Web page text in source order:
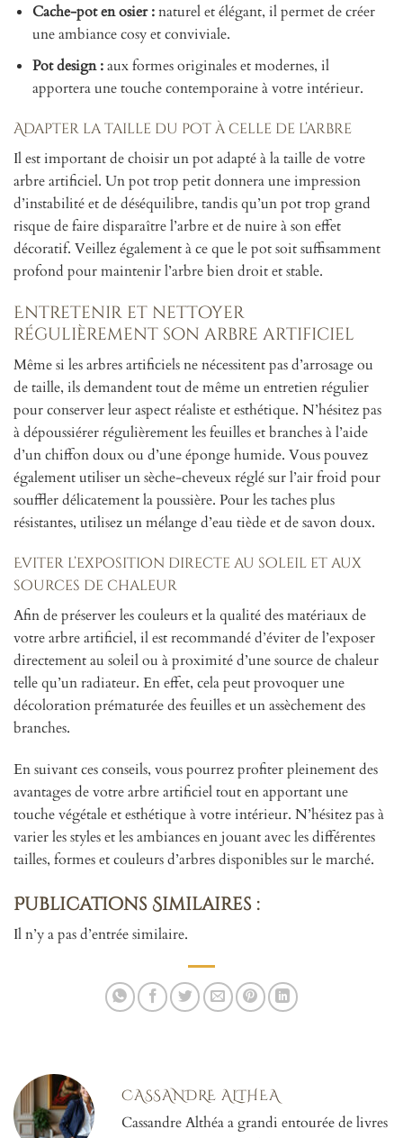
Cache-pot en osier :naturel et élégant, il permet de créer
une ambiance cosy et conviviale.
Pot design :aux formes originales et modernes, il
apportera une touche contemporaine à votre intérieur.
Adapter la taille du pot à celle de l’arbre
Il est important de choisir un pot adapté à la taille de votre
arbre artificiel. Un pot trop petit donnera une impression
d’instabilité et de déséquilibre, tandis qu’un pot trop grand
risque de faire disparaître l’arbre et de nuire à son effet
décoratif. Veillez également à ce que le pot soit suffisamment
profond pour maintenir l’arbre bien droit et stable.
Entretenir et nettoyer
régulièrement son arbre artificiel
Même si les arbres artificiels ne nécessitent pas d’arrosage ou
de taille, ils demandent tout de même un entretien régulier
pour conserver leur aspect réaliste et esthétique. N’hésitez pas
à dépoussiérer régulièrement les feuilles et branches à l’aide
d’un chiffon doux ou d’une éponge humide. Vous pouvez
également utiliser un sèche-cheveux réglé sur l’air froid pour
souffler délicatement la poussière. Pour les taches plus
résistantes, utilisez un mélange d’eau tiède et de savon doux.
Eviter l’exposition directe au soleil et aux
sources de chaleur
Afin de préserver les couleurs et la qualité des matériaux de
votre arbre artificiel, il est recommandé d’éviter de l’exposer
directement au soleil ou à proximité d’une source de chaleur
telle qu’un radiateur. En effet, cela peut provoquer une
décoloration prématurée des feuilles et un assèchement des
branches.
En suivant ces conseils, vous pourrez profiter pleinement des
avantages de votre arbre artificiel tout en apportant une
touche végétale et esthétique à votre intérieur. N’hésitez pas à
varier les styles et les ambiances en jouant avec les différentes
tailles, formes et couleurs d’arbres disponibles sur le marché.
Publications Similaires :
Il n’y a pas d’entrée similaire.
CASSANDRE ALTHEA
Cassandre Althéa a grandi entourée de livres